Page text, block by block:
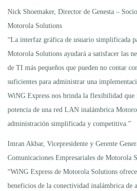
Nick Shoemaker, Director de Genesta –
Motorola Solutions
“La interfaz gráfica de usuario simplificada
Motorola Solutions ayudará a satisfacer las
de TI más pequeños que pueden no contar
suficientes para administrar una
WiNG Express nos brinda la flexibilidad que
potencia de una red LAN inalámbrica
administración simplificada y competitiva.”
Imran Akbar, Vicepresidente y Gerente
Comunicaciones Empresariales de Motorola
“WiNG Express de Motorola Solutions
beneficios de la conectividad inalámbrica de